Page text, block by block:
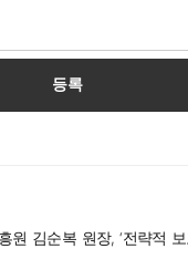
등록
원 김순복 원장, ‘전략적